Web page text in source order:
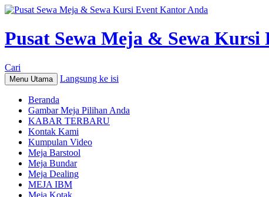
Pusat Sewa Meja & Sewa
Cari
Menu Utama Langsung ke isi
Beranda
Gambar Meja Pilihan Anda
KABAR TERBARU
Kontak Kami
Kumpulan Video
Meja Barstool
Meja Bundar
Meja Dealing
MEJA IBM
Meja Kotak